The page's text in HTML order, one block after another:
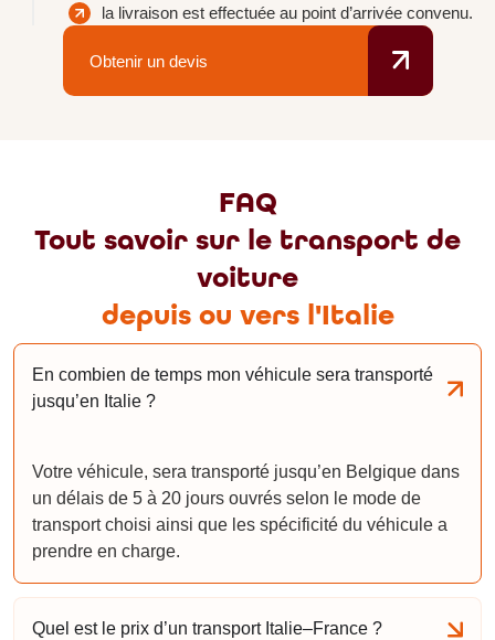
la livraison est effectuée au point d’arrivée convenu.
Obtenir un devis
FAQ
Tout savoir sur le transport de
voiture
depuis ou vers l'Italie
En combien de temps mon véhicule sera transporté
jusqu’en Italie ?
Votre véhicule, sera transporté jusqu’en Belgique dans
un délais de 5 à 20 jours ouvrés selon le mode de
transport choisi ainsi que les spécificité du véhicule a
prendre en charge.
Quel est le prix d’un transport Italie–France ?